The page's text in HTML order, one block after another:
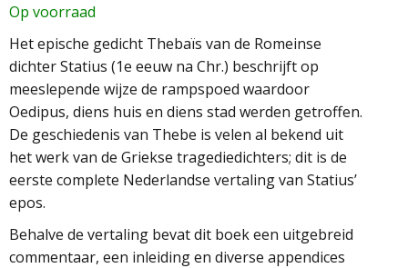
Op voorraad
Het epische gedicht Thebaïs van de Romeinse
dichter Statius (1e eeuw na Chr.) beschrijft op
meeslepende wijze de rampspoed waardoor
Oedipus, diens huis en diens stad werden getroffen.
De geschiedenis van Thebe is velen al bekend uit
het werk van de Griekse tragediedichters; dit is de
eerste complete Nederlandse vertaling van Statius’
epos.
Behalve de vertaling bevat dit boek een uitgebreid
commentaar, een inleiding en diverse appendices